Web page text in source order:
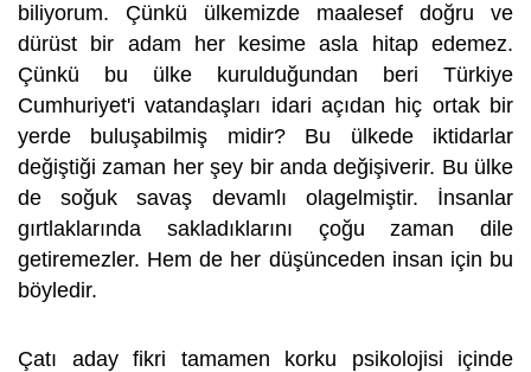
biliyorum. Çünkü ülkemizde maalesef doğru ve
dürüst bir adam her kesime asla hitap edemez.
Çünkü bu ülke kurulduğundan beri Türkiye
Cumhuriyet'i vatandaşları idari açıdan hiç ortak bir
yerde buluşabilmiş midir? Bu ülkede iktidarlar
değiştiği zaman her şey bir anda değişiverir. Bu ülke
de soğuk savaş devamlı olagelmiştir. İnsanlar
gırtlaklarında sakladıklarını çoğu zaman dile
getiremezler. Hem de her düşünceden insan için bu
böyledir.
Çatı aday fikri tamamen korku psikolojisi içinde